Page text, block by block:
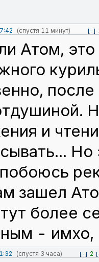
(спустя 11 минут) [-]
Атом,
после
и
зашел
тут более
- имхо,
(спустя 3 часа) [-] 2